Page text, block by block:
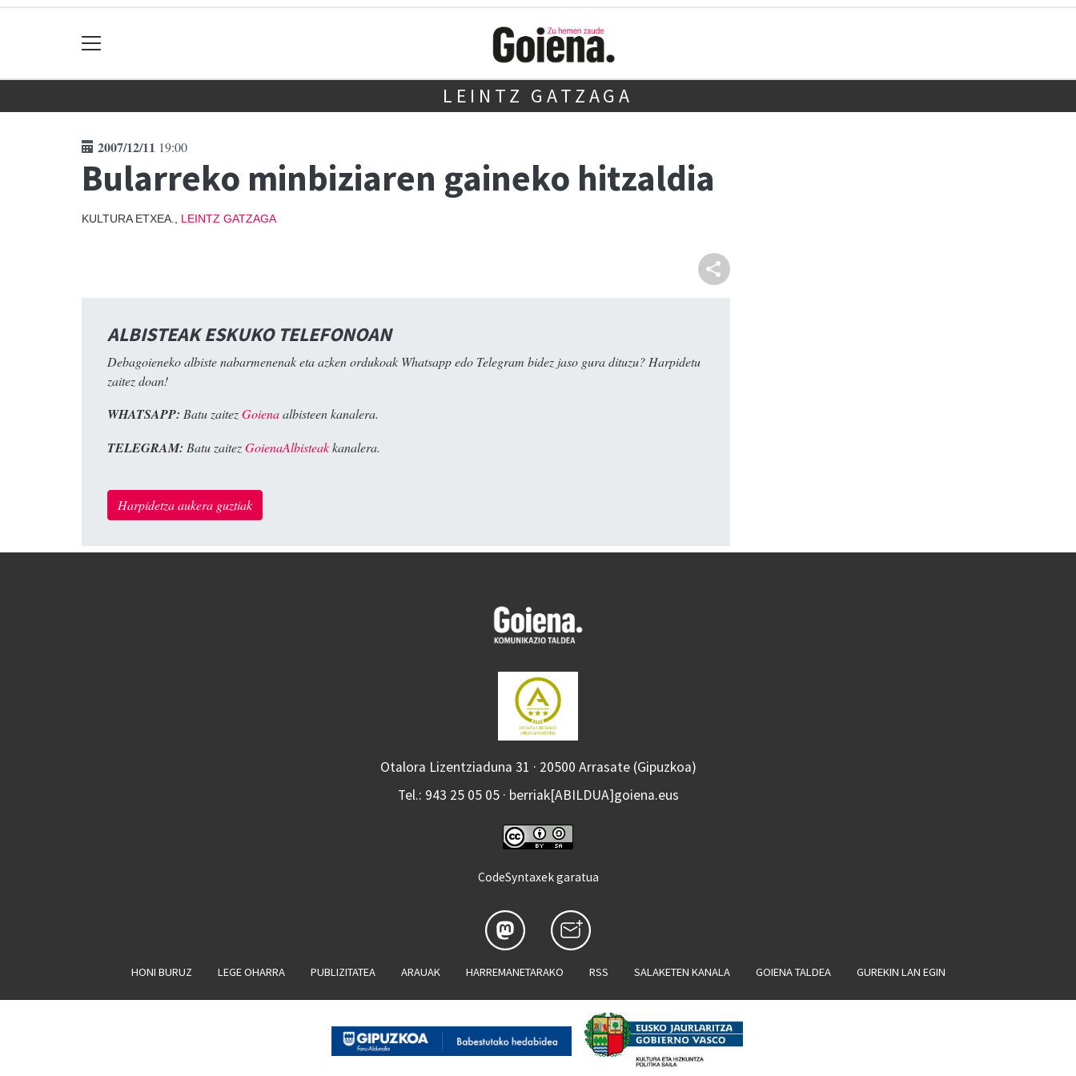
LEINTZ GATZAGA
2007/12/11 19:00
Bularreko minbiziaren gaineko hitzaldia
KULTURA ETXEA., LEINTZ GATZAGA
ALBISTEAK ESKUKO TELEFONOAN
Debagoieneko albiste nabarmenenak eta azken ordukoak Whatsapp edo Telegram bidez jaso gura dituzu? Harpidetu
zaitez doan!
WHATSAPP: Batu zaitezGoienaalbisteen kanalera.
TELEGRAM: Batu zaitezGoienaAlbisteakkanalera.
Harpidetza aukera guztiak
Otalora Lizentziaduna 31 · 20500 Arrasate (Gipuzkoa)
Tel.: 943 25 05 05 · berriak[ABILDUA]goiena.eus
CodeSyntaxek garatua
HONI BURUZ LEGE OHARRA PUBLIZITATEA ARAUAK HARREMANETARAKO RSS SALAKETEN KANALA GOIENA TALDEA GUREKIN LAN EGIN